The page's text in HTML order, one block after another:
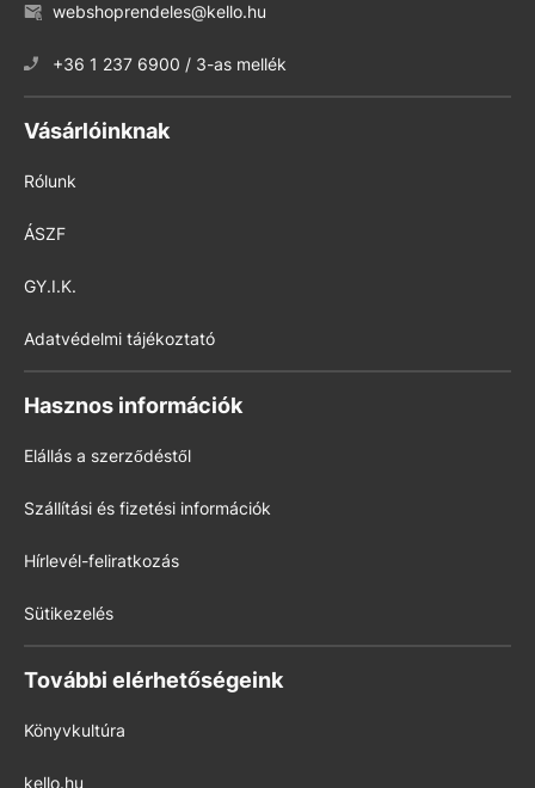
webshoprendeles@kello.hu
+36 1 237 6900 / 3-as mellék
Vásárlóinknak
Rólunk
ÁSZF
GY.I.K.
Adatvédelmi tájékoztató
Hasznos információk
Elállás a szerződéstől
Szállítási és fizetési információk
Hírlevél-feliratkozás
Sütikezelés
További elérhetőségeink
Könyvkultúra
kello.hu